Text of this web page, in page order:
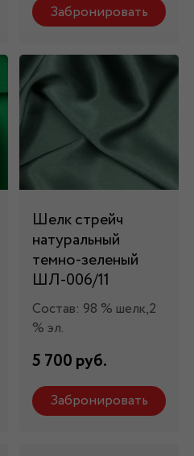
Забронировать
Шелк стрейч
натуральный
темно-зеленый
ШЛ-006/11
Состав: 98 % шелк,2
% эл.
5 700 руб.
Забронировать